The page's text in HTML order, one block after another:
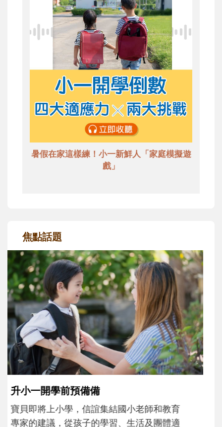
暑假在家這樣練！小一新鮮人「家庭模擬遊
戲」
焦點話題
和孩子一起長大的那個男人│讀懂父親的
不同模樣
沒有人天生就擅長當爸爸！男人總是在一次